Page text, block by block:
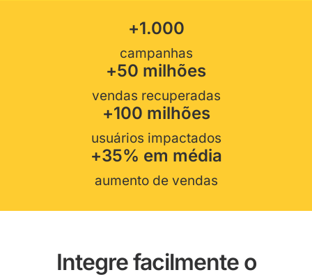
campanhas
+1.000
vendas recuperadas
+50 milhões
usuários impactados
+100 milhões
aumento de vendas
+35% em média
Integre facilmente o